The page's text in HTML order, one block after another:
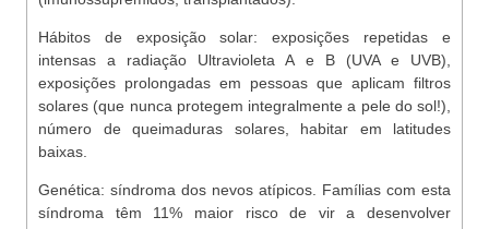
Hábitos de exposição solar: exposições repetidas e
intensas a radiação Ultravioleta A e B (UVA e UVB),
exposições prolongadas em pessoas que aplicam filtros
solares (que nunca protegem integralmente a pele do sol!),
número de queimaduras solares, habitar em latitudes
baixas.
Genética: síndroma dos nevos atípicos. Famílias com esta
síndroma têm 11% maior risco de vir a desenvolver